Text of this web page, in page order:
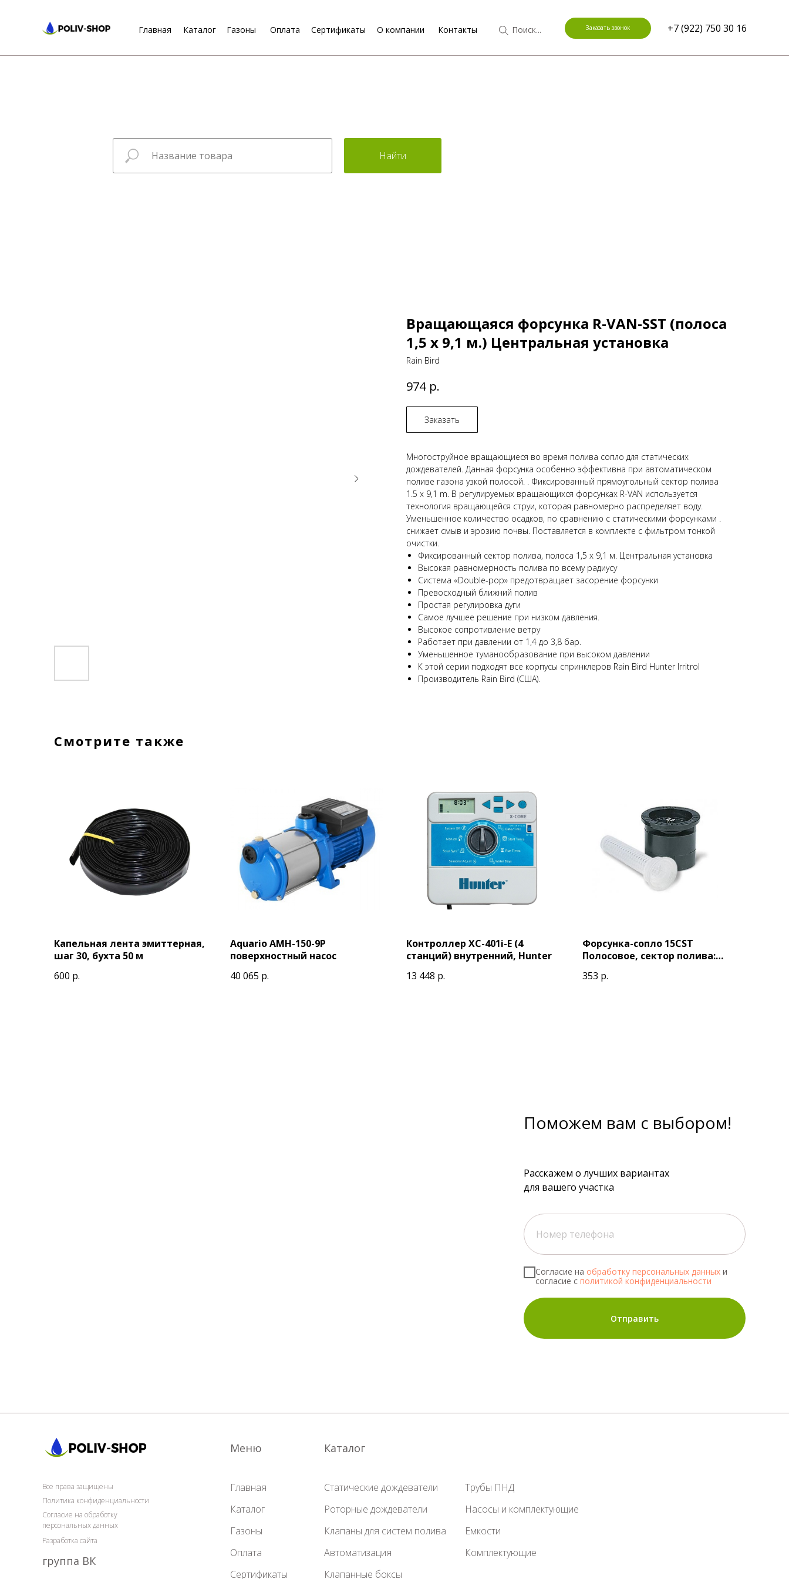
Заказать звонок +7 (922) 750 30 16
Главная Каталог Газоны Оплата Сертификаты О компании Контакты Поиск...
Найти
Вращающаяся форсунка R-VAN-SST (полоса
1,5 х 9,1 м.) Центральная установка
Rain Bird
974 р.
Заказать
Многоструйное вращающиеся во время полива сопло для статических
дождевателей. Данная форсунка особенно эффективна при автоматическом
поливе газона узкой полосой. . Фиксированный прямоугольный сектор полива
1.5 x 9,1 m. В регулируемых вращающихся форсунках R-VAN используется
технология вращающейся струи, которая равномерно распределяет воду.
Уменьшенное количество осадков, по сравнению с статическими форсунками .
снижает смыв и эрозию почвы. Поставляется в комплекте с фильтром тонкой
очистки.
Фиксированный сектор полива, полоса 1,5 х 9,1 м. Центральная установка
Высокая равномерность полива по всему радиусу
Система «Double-pop» предотвращает засорение форсунки
Превосходный ближний полив
Простая регулировка дуги
Самое лучшее решение при низком давления.
Высокое сопротивление ветру
Работает при давлении от 1,4 до 3,8 бар.
Уменьшенное туманообразование при высоком давлении
К этой серии подходят все корпусы спринклеров Rain Bird Hunter Irritrol
Производитель Rain Bird (США).
Смотрите также
Капельная лента эмиттерная,
шаг 30, бухта 50 м
600 р.
Aquario AMH-150-9P
поверхностный насос
40 065 р.
Контроллер XC-401i-E (4
станций) внутренний, Hunter
13 448 р.
Форсунка-сопло 15CST
Полосовое, сектор полива:
Rain Bird.
353 р.
Согласие на обработку персональных данных и
согласие с политикой конфиденциальности
Отправить
Поможем вам с выбором!
Расскажем о лучших вариантах
для вашего участка
Главная
Все права защищены
Политика конфиденциальности
Разработка сайта
Согласие на обработку
персональных данных
Каталог
Газоны
Оплата
Сертификаты
Статические дождеватели
Роторные дождеватели
Клапаны для систем полива
Автоматизация
Клапанные боксы
Меню Каталог
Трубы ПНД
Насосы и комплектующие
Емкости
Комплектующие
группа ВК